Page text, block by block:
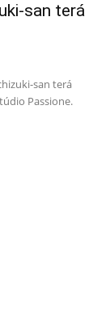
san terá
san terá
Passione.